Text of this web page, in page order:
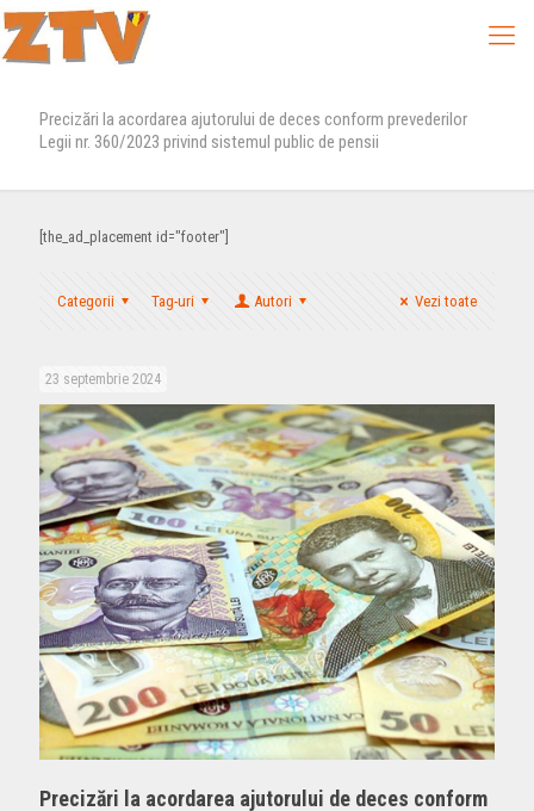
Precizări la acordarea ajutorului de deces conform prevederilor
Legii nr. 360/2023 privind sistemul public de pensii
[the_ad_placement id="footer"]
Categorii Tag-uri Autori Vezi toate
23 septembrie 2024
Precizări la acordarea ajutorului de deces conform